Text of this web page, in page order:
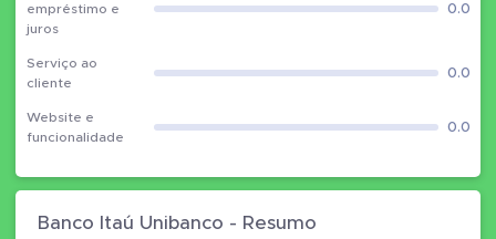
empréstimo e
juros
0.0
Serviço ao
cliente
0.0
Website e
funcionalidade
0.0
Banco Itaú Unibanco - Resumo